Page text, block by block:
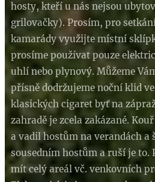
hosty, kteří u nás nejsou
grilovačky). Prosím, pro
kamarády využijte místní
prosíme používat pouze
uhlí nebo plynový. Můžeme
přísně dodržujeme noční klid
klasických cigaret byť na
zahradě je zcela zakázané.
a vadil hostům na verandách a
sousedním hostům a ruší je to.
mít celý areál vč. venkovních